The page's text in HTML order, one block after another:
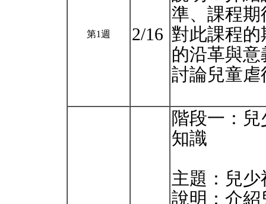
第1週 2/16
準、課程
對此課程
的沿⾰與
討論兒童
階段⼀：
知識
主題：兒
說明：介